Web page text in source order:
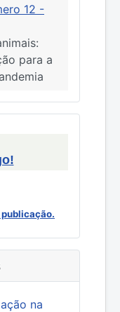
12 -
para a
publicação.
na